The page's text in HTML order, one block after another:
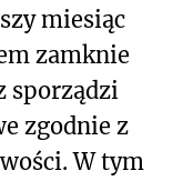
miesiąc
zamknie
sporządzi
zgodnie z
W tym